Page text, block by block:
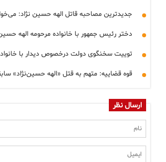
جدیدترین مصاحبه قاتل الهه حسین نژاد:
دختر رئیس جمهور با خانواده مرحومه الهه حسین
توییت سخنگوی دولت درخصوص دیدار با
قوه قضاییه: متهم به قتل «الهه حسین‌نژاد»
ارسال نظر